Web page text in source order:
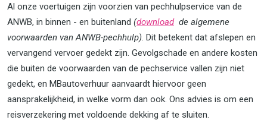
Al onze voertuigen zijn voorzien van pechhulpservice van de
ANWB, in binnen - en buitenland (downloadde algemene
voorwaarden van ANWB-pechhulp). Dit betekent dat afslepen en
vervangend vervoer gedekt zijn. Gevolgschade en andere kosten
die buiten de voorwaarden van de pechservice vallen zijn niet
gedekt, en MBautoverhuur aanvaardt hiervoor geen
aansprakelijkheid, in welke vorm dan ook. Ons advies is om een
reisverzekering met voldoende dekking af te sluiten.